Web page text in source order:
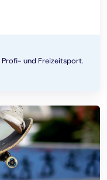
und Freizeitsport.